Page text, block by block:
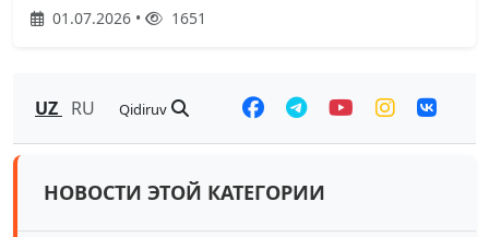
01.07.2026 • 1651
UZ RU Qidiruv
НОВОСТИ ЭТОЙ КАТЕГОРИИ